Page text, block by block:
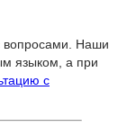
вопросами. Наши
языком, а при
с